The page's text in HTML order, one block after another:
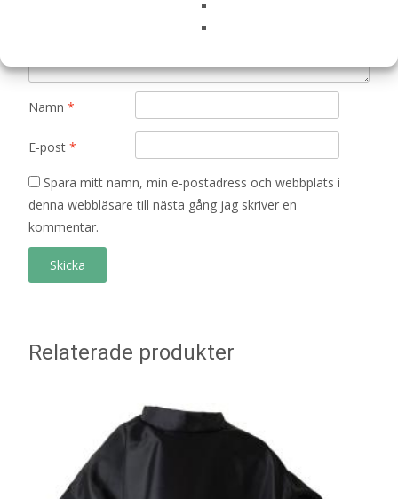
Namn *
E-post *
Spara mitt namn, min e-postadress och webbplats i
denna webbläsare till nästa gång jag skriver en
kommentar.
Relaterade produkter